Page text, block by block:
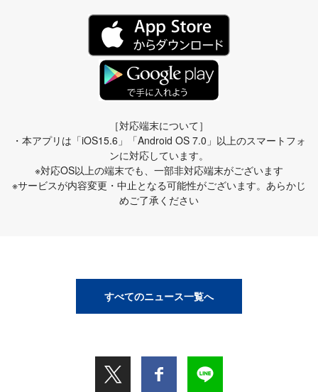
［対応端末について］
・本アプリは「iOS15.6」「Android OS 7.0」以上のスマートフォ
ンに対応しています。
※対応OS以上の端末でも、一部非対応端末がございます
※サービスが内容変更・中止となる可能性がございます。あらかじ
めご了承ください
すべてのニュース一覧へ